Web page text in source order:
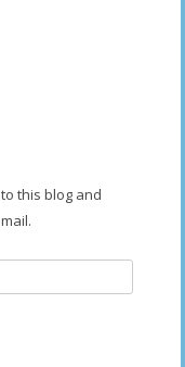
this blog and